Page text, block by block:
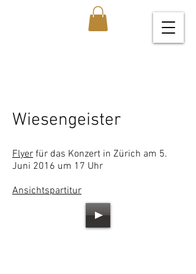
Wiesengeister
Flyer für das Konzert in Zürich am 5.
Juni 2016 um 17 Uhr
Ansichtspartitur